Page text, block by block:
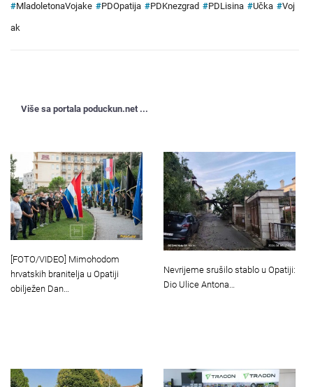
#MladoletonaVojake #PDOpatija #PDKnezgrad #PDLisina #Učka #Voj
ak
Više sa portala poduckun.net ...
[FOTO/VIDEO] Mimohodom
hrvatskih branitelja u Opatiji
obilježen Dan…
Nevrijeme srušilo stablo u Opatiji:
Dio Ulice Antona…